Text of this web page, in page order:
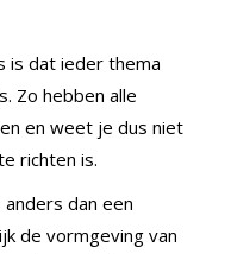
is dat ieder thema
Zo hebben alle
en weet je dus niet
richten is.
dan een
de vormgeving van